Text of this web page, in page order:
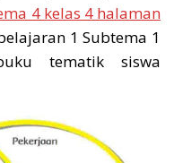
4 kelas 4 halaman
1 Subtema 1
tematik siswa